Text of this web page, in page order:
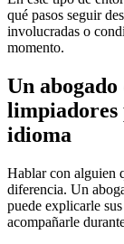
qué pasos seguir
involucradas o
momento.
Un
limpiadores
idioma
Hablar con alguien
diferencia. Un
puede explicarle
acompañarle